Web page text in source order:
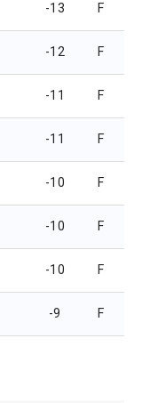
-13 F
-12 F
-11 F
-11 F
-10 F
-10 F
-10 F
-9 F